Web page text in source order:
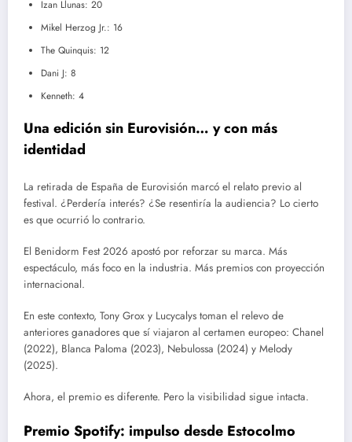
Izan Llunas: 20
Mikel Herzog Jr.: 16
The Quinquis: 12
Dani J: 8
Kenneth: 4
Una edición sin Eurovisión… y con más
identidad
La retirada de España de Eurovisión marcó el relato previo al
festival. ¿Perdería interés? ¿Se resentiría la audiencia? Lo cierto
es que ocurrió lo contrario.
El Benidorm Fest 2026 apostó por reforzar su marca. Más
espectáculo, más foco en la industria. Más premios con proyección
internacional.
En este contexto, Tony Grox y Lucycalys toman el relevo de
anteriores ganadores que sí viajaron al certamen europeo: Chanel
(2022), Blanca Paloma (2023), Nebulossa (2024) y Melody
(2025).
Ahora, el premio es diferente. Pero la visibilidad sigue intacta.
Premio Spotify: impulso desde Estocolmo